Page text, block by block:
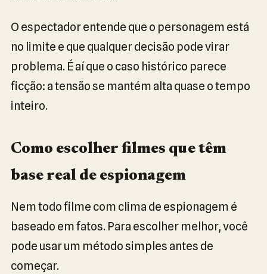
O espectador entende que o personagem está
no limite e que qualquer decisão pode virar
problema. É aí que o caso histórico parece
ficção: a tensão se mantém alta quase o tempo
inteiro.
Como escolher filmes que têm
base real de espionagem
Nem todo filme com clima de espionagem é
baseado em fatos. Para escolher melhor, você
pode usar um método simples antes de
começar.